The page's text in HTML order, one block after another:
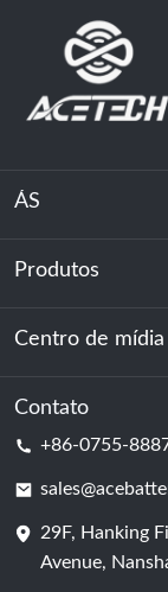
ÁS
Sobre nós
Sustentabilidade
Produtos
Armazenamento
Centro de
Célula de
Centro de mídia
Notícias
Contato
+86-0755-
29F, Hanking
Avenue,